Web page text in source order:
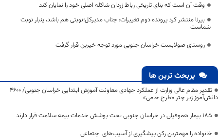
وقت آن است که بنای تاریخی رباط زردان شاکله اصلی خود را نمایان کند
بیرنا منتشر کرد پرونده دوم تغییرات: جناب مدیرکل؛نوبتی هم باشد،اینبار نوبت
شماست
روستای صولابست خراسان جنوبی مورد توجه خیرین قرار گرفت
پربحث ترین ها
تقدیر مقام عالی وزارت از عملکرد جهادی معاونت آموزش ابتدایی خراسان جنوبی/ ۴۶۰۰
دانش‌آموز زیر چتر «طرح حامی»
۱۸۵ بیمار هموفیلی در خراسان جنوبی تحت پوشش خدمات بیمه سلامت قرار دارند
خانواده را مهمترین رکن پیشگیری از آسیب‌های اجتماعی